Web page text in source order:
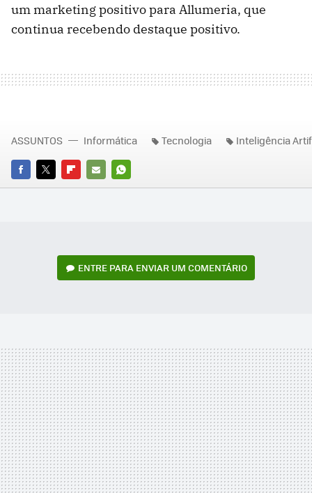
um marketing positivo para Allumeria, que
continua recebendo destaque positivo.
FACEBOOK
TWITTERFLIPBOARD
E-
WHATSAPP
ASSUNTOS Informática Tecnologia Inteligência
ENTRE PARA ENVIAR UM COMENTÁRIO